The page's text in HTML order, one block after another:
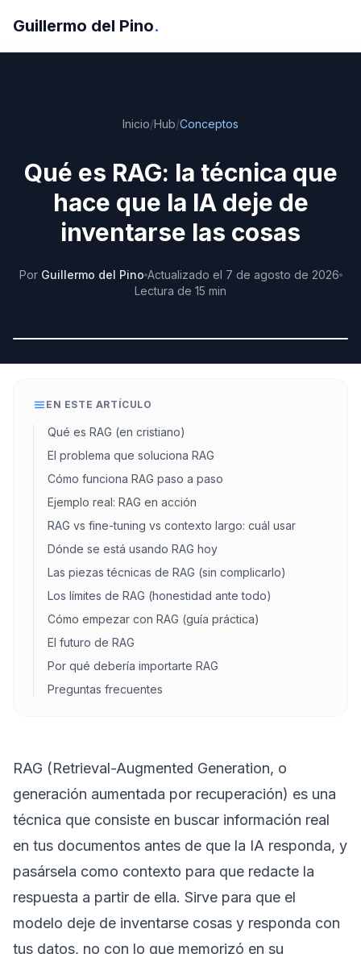
Guillermo del Pino.
Inicio/Hub/Conceptos
Qué es RAG: la técnica que
hace que la IA deje de
inventarse las cosas
Por Guillermo del Pino Actualizado el 7 de agosto de 2026
Lectura de 15 min
EN ESTE ARTÍCULO
Qué es RAG (en cristiano)
El problema que soluciona RAG
Cómo funciona RAG paso a paso
Ejemplo real: RAG en acción
RAG vs fine-tuning vs contexto largo: cuál usar
Dónde se está usando RAG hoy
Las piezas técnicas de RAG (sin complicarlo)
Los límites de RAG (honestidad ante todo)
Cómo empezar con RAG (guía práctica)
El futuro de RAG
Por qué debería importarte RAG
Preguntas frecuentes
RAG (Retrieval-Augmented Generation, o
generación aumentada por recuperación) es una
técnica que consiste en buscar información real
en tus documentos antes de que la IA responda, y
pasársela como contexto para que redacte la
respuesta a partir de ella. Sirve para que el
modelo deje de inventarse cosas y responda con
tus datos, no con lo que memorizó en su